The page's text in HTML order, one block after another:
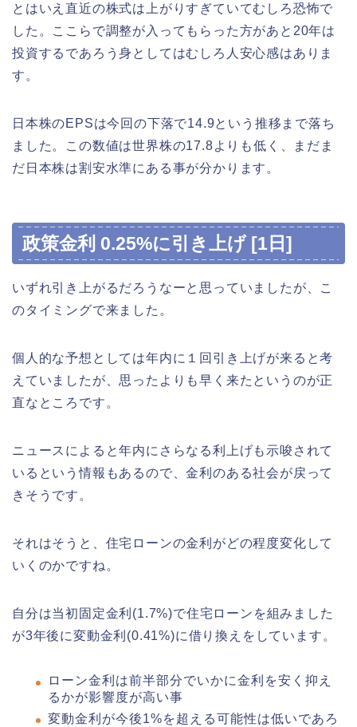
とはいえ直近の株式は上がりすぎていてむしろ恐怖で
した。ここらで調整が入ってもらった方があと20年は
投資するであろう身としてはむしろ人安心感はありま
す。
日本株のEPSは今回の下落で14.9という推移まで落ち
ました。この数値は世界株の17.8よりも低く、まだま
だ日本株は割安水準にある事が分かります。
政策金利 0.25%に引き上げ [1日]
いずれ引き上がるだろうなーと思っていましたが、こ
のタイミングで来ました。
個人的な予想としては年内に１回引き上げが来ると考
えていましたが、思ったよりも早く来たというのが正
直なところです。
ニュースによると年内にさらなる利上げも示唆されて
いるという情報もあるので、金利のある社会が戻って
きそうです。
それはそうと、住宅ローンの金利がどの程度変化して
いくのかですね。
自分は当初固定金利(1.7%)で住宅ローンを組みました
が3年後に変動金利(0.41%)に借り換えをしています。
ローン金利は前半部分でいかに金利を安く抑え
るかが影響度が高い事
変動金利が今後1%を超える可能性は低いであろ